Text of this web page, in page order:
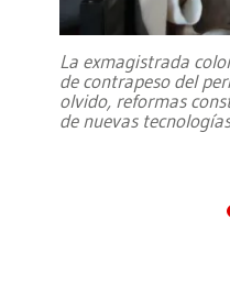
La exmagistrada
de contrapeso del
olvido, reformas
de nuevas tecnologías